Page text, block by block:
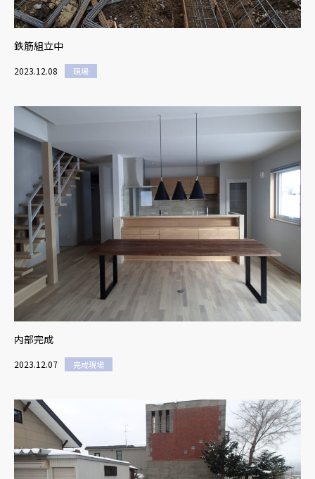
鉄筋組立中
2023.12.08 現場
内部完成
2023.12.07 完成現場